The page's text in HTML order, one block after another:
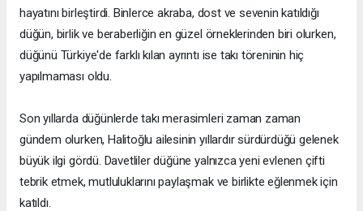
hayatını birleştirdi. Binlerce akraba, dost ve sevenin katıldığı
düğün, birlik ve beraberliğin en güzel örneklerinden biri olurken,
düğünü Türkiye'de farklı kılan ayrıntı ise takı töreninin hiç
yapılmaması oldu.
Son yıllarda düğünlerde takı merasimleri zaman zaman
gündem olurken, Halitoğlu ailesinin yıllardır sürdürdüğü gelenek
büyük ilgi gördü. Davetliler düğüne yalnızca yeni evlenen çifti
tebrik etmek, mutluluklarını paylaşmak ve birlikte eğlenmek için
katıldı.